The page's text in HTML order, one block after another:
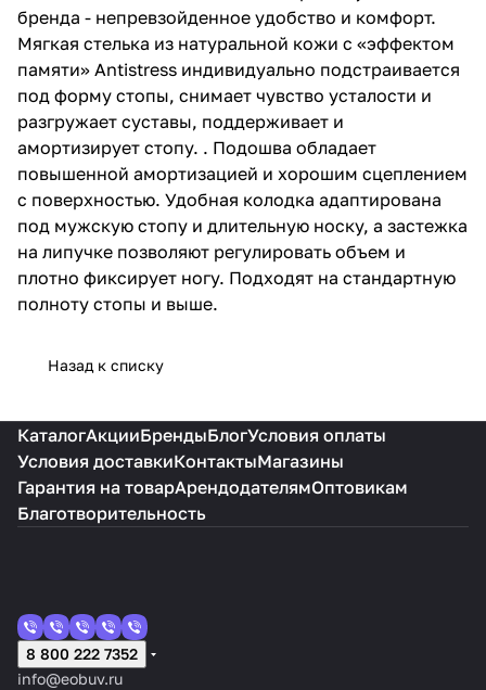
сцеплением с поверхностью.
Удобная колодка адаптирована
под мужскую стопу и
длительную носку, а застежка
на липучке позволяют
регулировать объем и плотно
фиксирует ногу. Подходят на
стандартную полноту стопы и
выше.
бренда - непревзойденное удобство и комфорт.
Мягкая стелька из натуральной кожи с «эффектом
памяти» Antistress индивидуально подстраивается
под форму стопы, снимает чувство усталости и
разгружает суставы, поддерживает и
амортизирует стопу. . Подошва обладает
повышенной амортизацией и хорошим сцеплением
с поверхностью. Удобная колодка адаптирована
под мужскую стопу и длительную носку, а застежка
на липучке позволяют регулировать объем и
плотно фиксирует ногу. Подходят на стандартную
полноту стопы и выше.
Назад к списку
КаталогАкцииБрендыБлогУсловия оплаты
Условия доставкиКонтактыМагазины
Гарантия на товарАрендодателямОптовикам
Благотворительность
8 800 222 7352
info@eobuv.ru